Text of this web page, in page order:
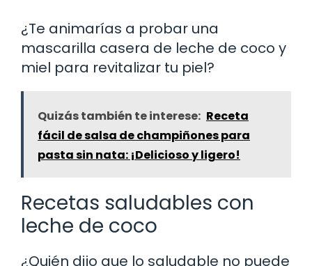
¿Te animarías a probar una
mascarilla casera de leche de coco y
miel para revitalizar tu piel?
Quizás también te interese: Receta
fácil de salsa de champiñones para
pasta sin nata: ¡Delicioso y ligero!
Recetas saludables con
leche de coco
¿Quién dijo que lo saludable no puede